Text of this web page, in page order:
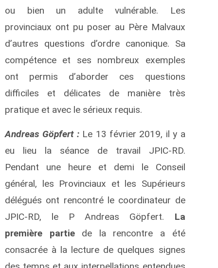
ou bien un adulte vulnérable. Les
provinciaux ont pu poser au Père Malvaux
d’autres questions d’ordre canonique. Sa
compétence et ses nombreux exemples
ont permis d’aborder ces questions
difficiles et délicates de manière très
pratique et avec le sérieux requis.
Andreas Göpfert : Le 13 février 2019, il y a
eu lieu la séance de travail JPIC-RD.
Pendant une heure et demi le Conseil
général, les Provinciaux et les Supérieurs
délégués ont rencontré le coordinateur de
JPIC-RD, le P Andreas Göpfert. La
première partiede la rencontre a été
consacrée à la lecture de quelques signes